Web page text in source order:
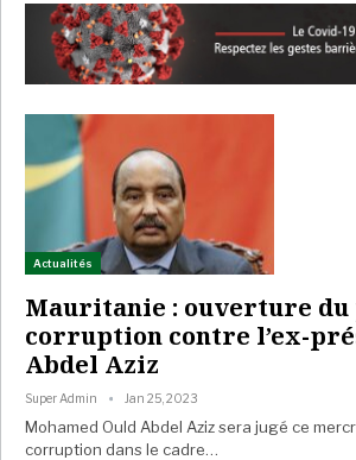
Actualités
Mauritanie : ouverture du
corruption contre l’ex-
Abdel Aziz
Super Admin Jan 25, 2023
Mohamed Ould Abdel Aziz sera jugé ce
corruption dans le cadre…